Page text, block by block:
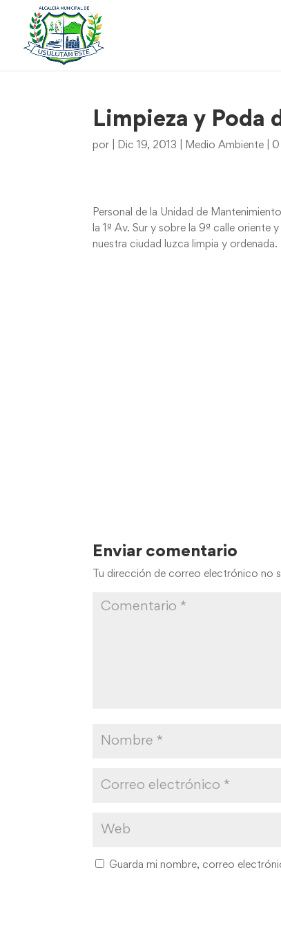
Limpieza y Poda
por Dic 19, 2013 Medio Ambiente 0
Personal de la Unidad de
la 1ª Av. Sur y sobre la 9ª calle
nuestra ciudad luzca limpia y
Enviar comentario
Tu dirección de correo electrónico no
Guarda mi nombre, correo